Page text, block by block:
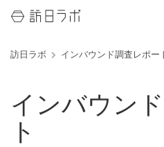
訪日ラボ インバウンド調査レポー
インバウン
ト